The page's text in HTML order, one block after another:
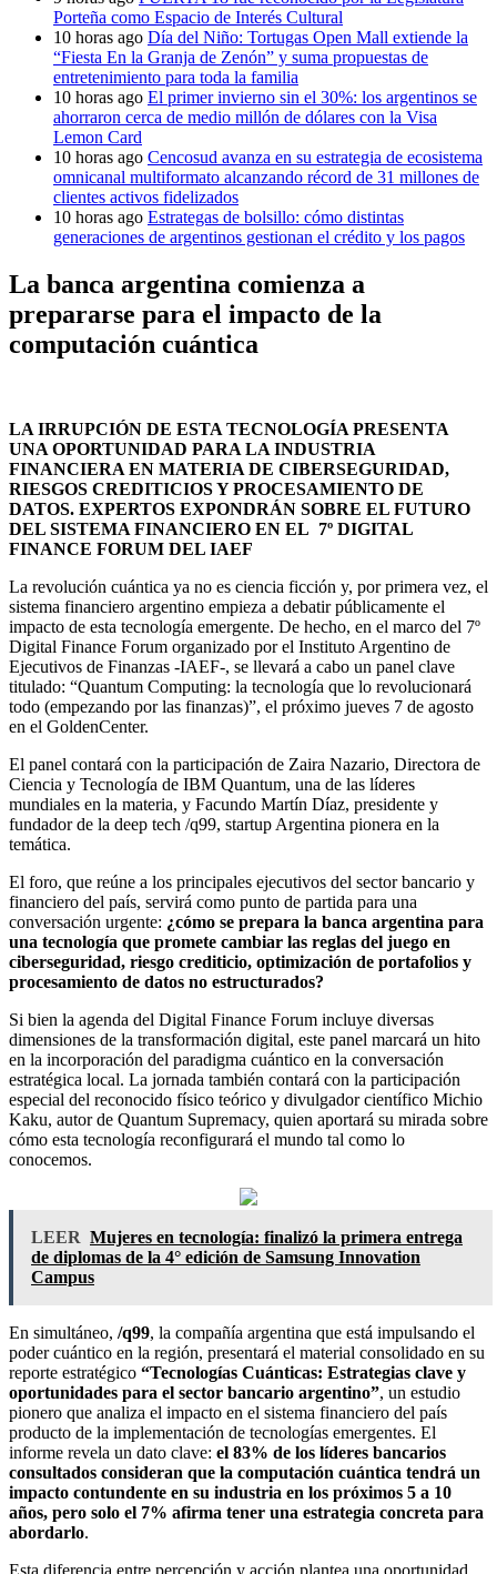
Porteña como Espacio de Interés Cultural
10 horas ago Día del Niño: Tortugas Open Mall extiende la
“Fiesta En la Granja de Zenón” y suma propuestas de
entretenimiento para toda la familia
10 horas ago El primer invierno sin el 30%: los argentinos se
ahorraron cerca de medio millón de dólares con la Visa
Lemon Card
10 horas ago Cencosud avanza en su estrategia de ecosistema
omnicanal multiformato alcanzando récord de 31 millones de
clientes activos fidelizados
10 horas ago Estrategas de bolsillo: cómo distintas
generaciones de argentinos gestionan el crédito y los pagos
La banca argentina comienza a
prepararse para el impacto de la
computación cuántica
LA IRRUPCIÓN DE ESTA TECNOLOGÍA PRESENTA
UNA OPORTUNIDAD PARA LA INDUSTRIA
FINANCIERA EN MATERIA DE CIBERSEGURIDAD,
RIESGOS CREDITICIOS Y PROCESAMIENTO DE
DATOS. EXPERTOS EXPONDRÁN SOBRE EL FUTURO
DEL SISTEMA FINANCIERO EN EL 7º DIGITAL
FINANCE FORUM DEL IAEF
La revolución cuántica ya no es ciencia ficción y, por primera vez, el
sistema financiero argentino empieza a debatir públicamente el
impacto de esta tecnología emergente. De hecho, en el marco del 7º
Digital Finance Forum organizado por el Instituto Argentino de
Ejecutivos de Finanzas -IAEF-, se llevará a cabo un panel clave
titulado: “Quantum Computing: la tecnología que lo revolucionará
todo (empezando por las finanzas)”, el próximo jueves 7 de agosto
en el GoldenCenter.
El panel contará con la participación de Zaira Nazario, Directora de
Ciencia y Tecnología de IBM Quantum, una de las líderes
mundiales en la materia, y Facundo Martín Díaz, presidente y
fundador de la deep tech /q99, startup Argentina pionera en la
temática.
El foro, que reúne a los principales ejecutivos del sector bancario y
financiero del país, servirá como punto de partida para una
conversación urgente: ¿cómo se prepara la banca argentina para
una tecnología que promete cambiar las reglas del juego en
ciberseguridad, riesgo crediticio, optimización de portafolios y
procesamiento de datos no estructurados?
Si bien la agenda del Digital Finance Forum incluye diversas
dimensiones de la transformación digital, este panel marcará un hito
en la incorporación del paradigma cuántico en la conversación
estratégica local. La jornada también contará con la participación
especial del reconocido físico teórico y divulgador científico Michio
Kaku, autor de Quantum Supremacy, quien aportará su mirada sobre
cómo esta tecnología reconfigurará el mundo tal como lo
conocemos.
LEER Mujeres en tecnología: finalizó la primera entrega
de diplomas de la 4° edición de Samsung Innovation
Campus
En simultáneo, /q99, la compañía argentina que está impulsando el
poder cuántico en la región, presentará el material consolidado en su
reporte estratégico “Tecnologías Cuánticas: Estrategias clave y
oportunidades para el sector bancario argentino”, un estudio
pionero que analiza el impacto en el sistema financiero del país
producto de la implementación de tecnologías emergentes. El
informe revela un dato clave: el 83% de los líderes bancarios
consultados consideran que la computación cuántica tendrá un
impacto contundente en su industria en los próximos 5 a 10
años, pero solo el 7% afirma tener una estrategia concreta para
abordarlo.
Esta diferencia entre percepción y acción plantea una oportunidad